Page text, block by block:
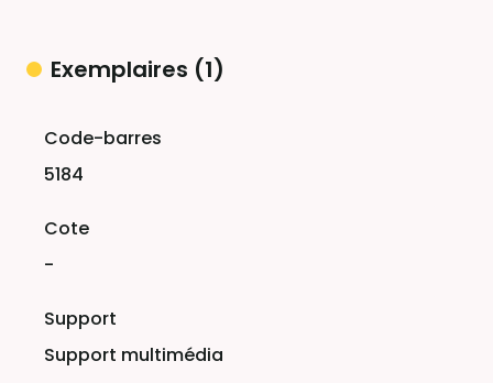
Exemplaires (1)
5184
-
Support multimédia